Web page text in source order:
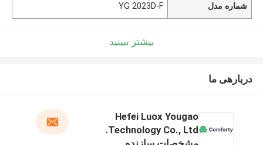
شماره مدل YG 2023D-F
بیشتر ببینید
دربارهی ما
Hefei Luox Yougao
Technology Co., Ltd.